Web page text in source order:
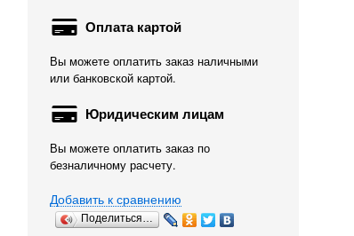
Оплата картой
Вы можете оплатить заказ наличными
или банковской картой.
Юридическим лицам
Вы можете оплатить заказ по
безналичному расчету.
Добавить к сравнению
Поделиться…